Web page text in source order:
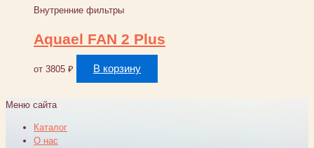
Внутренние фильтры
Aquael FAN 2 Plus
от 3805 ₽ В корзину
Меню сайта
Каталог
О нас